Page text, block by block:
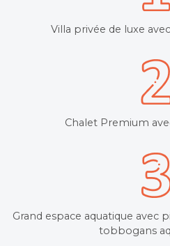
Villa privée de luxe
Chalet Premium
Grand espace aquatique avec
tobbogans